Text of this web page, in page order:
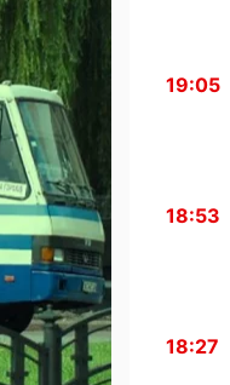
19:05
18:53
18:27